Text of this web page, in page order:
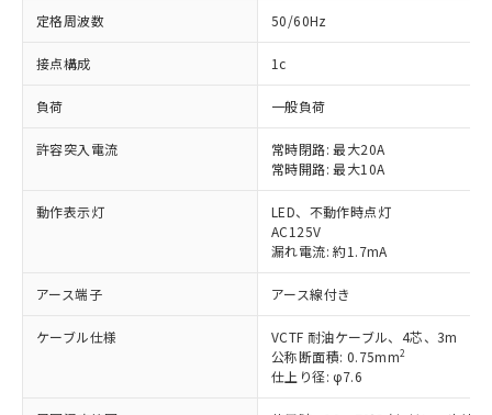
定格周波数 50/60Hz
接点構成 1c
負荷 一般負荷
許容突入電流
常時閉路: 最大20A
常時開路: 最大10A
動作表示灯
LED、不動作時点灯
AC125V
漏れ電流: 約1.7mA
アース端子 アース線付き
ケーブル仕様
VCTF 耐油ケーブル、4芯、3m
公称断面積: 0.75mm2
仕上り径: φ7.6